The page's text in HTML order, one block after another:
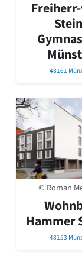
David
Harald
Gottfried
Schneider
Peter
Epochen
Gegenwart
Postmoderne
1950er-70er
Moderne
Historismus
Klassizismus
Barock
48161
© Roman
Hammer
48153